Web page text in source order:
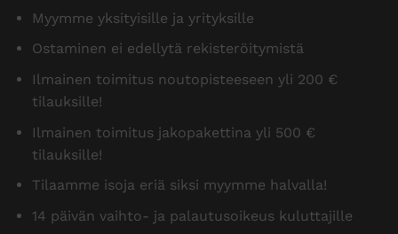
Myymme yksityisille ja yrityksille
Ostaminen ei edellytä rekisteröitymistä
Ilmainen toimitus noutopisteeseen yli 200 €
tilauksille!
Ilmainen toimitus jakopakettina yli 500 €
tilauksille!
Tilaamme isoja eriä siksi myymme halvalla!
14 päivän vaihto- ja palautusoikeus kuluttajille